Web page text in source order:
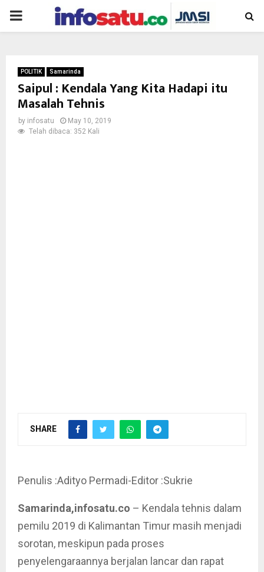
PRIMARY
POLITIK Samarinda
Saipul : Kendala Yang Kita Hadapi itu
Masalah Tehnis
by infosatu
May 10, 2019
Telah dibaca: 352 Kali
SHARE
Penulis :Adityo Permadi-Editor :Sukrie
Samarinda,infosatu.co – Kendala tehnis dalam
pemilu 2019 di Kalimantan Timur masih menjadi
sorotan, meskipun pada proses
penyelengaraannya berjalan lancar dan rapat